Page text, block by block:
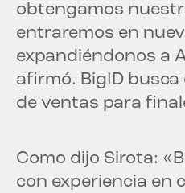
obtengamos
entraremos en
expandiéndonos a
afirmó. BigID
de ventas para
Como dijo Sirota:
con experiencia en